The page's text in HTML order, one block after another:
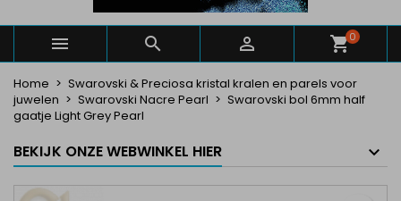
   0
Home
Swarovski & Preciosa kristal kralen en parels voor
juwelen
Swarovski Nacre Pearl
Swarovski bol 6mm half
gaatje Light Grey Pearl
BEKIJK ONZE WEBWINKEL HIER
Annuleren Maak een verlanglijst
Annuleren Inloggen